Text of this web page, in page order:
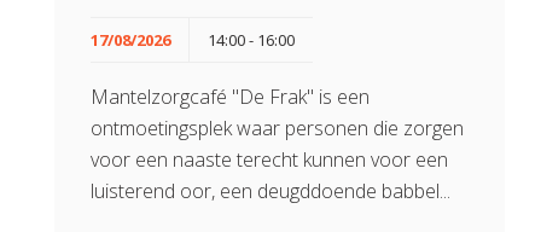
17/08/2026 14:00 - 16:00
Mantelzorgcafé "De Frak" is een
ontmoetingsplek waar personen die zorgen
voor een naaste terecht kunnen voor een
luisterend oor, een deugddoende babbel...